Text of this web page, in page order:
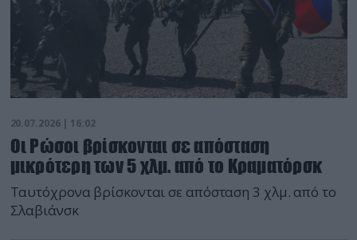
20.07.2026 | 16:02
Οι Ρώσοι βρίσκονται σε απόσταση
μικρότερη των 5 χλμ. από το Κραματόρσκ
Ταυτόχρονα βρίσκονται σε απόσταση 3 χλμ. από το
Σλαβιάνσκ